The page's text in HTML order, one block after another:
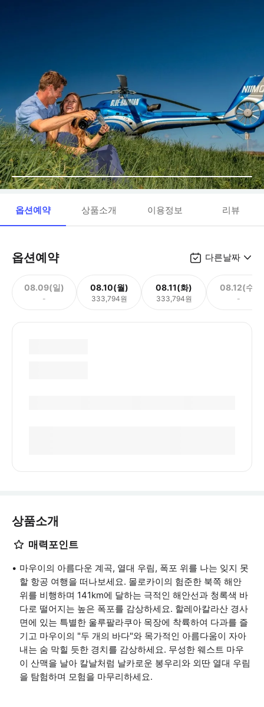
옵션예약 상품소개 이용정보 리뷰
옵션예약 다른날짜
08.09(일)
-
08.10(월)
333,794원
08.11(화)
333,794원
08.12(수)
-
상품소개
매력포인트
마우이의 아름다운 계곡, 열대 우림, 폭포 위를 나는 잊지 못
할 항공 여행을 떠나보세요. 몰로카이의 험준한 북쪽 해안
위를 비행하며 141km에 달하는 극적인 해안선과 청록색 바
다로 떨어지는 높은 폭포를 감상하세요. 할레아칼라산 경사
면에 있는 특별한 울루팔라쿠아 목장에 착륙하여 다과를 즐
기고 마우이의 "두 개의 바다"와 목가적인 아름다움이 자아
내는 숨 막힐 듯한 경치를 감상하세요. 무성한 웨스트 마우
이 산맥을 날아 칼날처럼 날카로운 봉우리와 외딴 열대 우림
을 탐험하며 모험을 마무리하세요.